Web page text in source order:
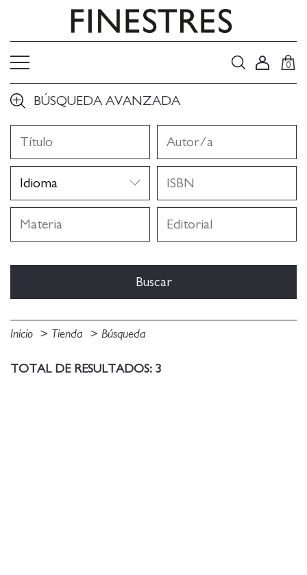
0
BÚSQUEDA AVANZADA
Inicio Tienda Búsqueda
TOTAL DE RESULTADOS: 3